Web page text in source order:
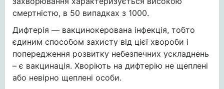
смертністю, в 50 випадках з 1000.
Дифтерія — вакцинокерована інфекція, тобто
єдиним способом захисту від цієї хвороби і
попередження розвитку небезпечних ускладнень
– є вакцинація. Хворіють на дифтерію не щеплені
або невірно щеплені особи.